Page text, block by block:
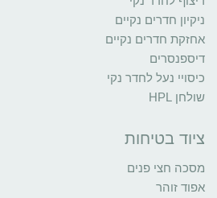
ניקיון חדרים נקיים
אחזקת חדרים נקיים
דיספנסרים
כיסויי נעל לחדר נקי
שולחן HPL
ציוד בטיחות
מסכה חצי פנים
אפוד זוהר